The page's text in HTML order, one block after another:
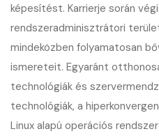
képesítést. Karrierje során
rendszeradminisztrátori
mindeközben folyamatosan
ismereteit. Egyaránt
technológiák és
technológiák, a
Linux alapú operációs